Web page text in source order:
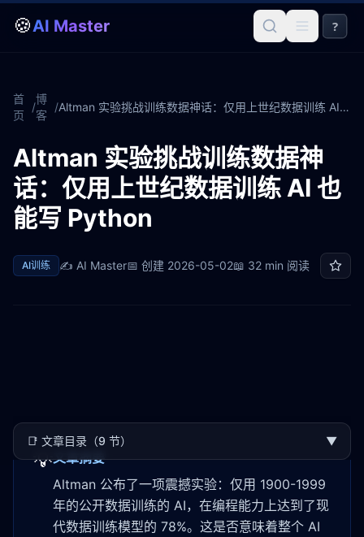
🍪AI Master ?
首
页
/
博
客
/ Altman 实验挑战训练数据神话：仅用上世纪数据训练 AI 也能写 Python
Altman 实验挑战训练数据神
话：仅用上世纪数据训练 AI 也
能写 Python
AI训练 ✍️ AI Master📅 创建 2026-05-02📖 32 min 阅读
📑 文章目录（9 节） ▼
💡文章摘要
Altman 公布了一项震撼实验：仅用 1900-1999
年的公开数据训练的 AI，在编程能力上达到了现
代数据训练模型的 78%。这是否意味着整个 AI